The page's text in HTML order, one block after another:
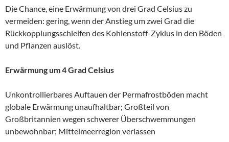
Die Chance, eine Erwärmung von drei Grad Celsius zu
vermeiden: gering, wenn der Anstieg um zwei Grad die
Rückkopplungsschleifen des Kohlenstoff-Zyklus in den Böden
und Pflanzen auslöst.
Erwärmung um 4 Grad Celsius
Unkontrollierbares Auftauen der Permafrostböden macht
globale Erwärmung unaufhaltbar; Großteil von
Großbritannien wegen schwerer Überschwemmungen
unbewohnbar; Mittelmeerregion verlassen